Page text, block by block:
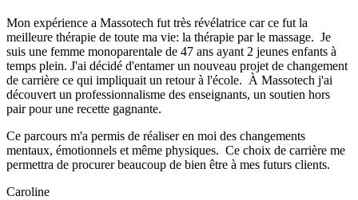
Mon expérience a Massotech fut très révélatrice car ce fut la
meilleure thérapie de toute ma vie: la thérapie par le massage. Je
suis une femme monoparentale de 47 ans ayant 2 jeunes enfants à
temps plein. J'ai décidé d'entamer un nouveau projet de changement
de carrière ce qui impliquait un retour à l'école. À Massotech j'ai
découvert un professionnalisme des enseignants, un soutien hors
pair pour une recette gagnante.
Ce parcours m'a permis de réaliser en moi des changements
mentaux, émotionnels et même physiques. Ce choix de carrière me
permettra de procurer beaucoup de bien être à mes futurs clients.
Caroline